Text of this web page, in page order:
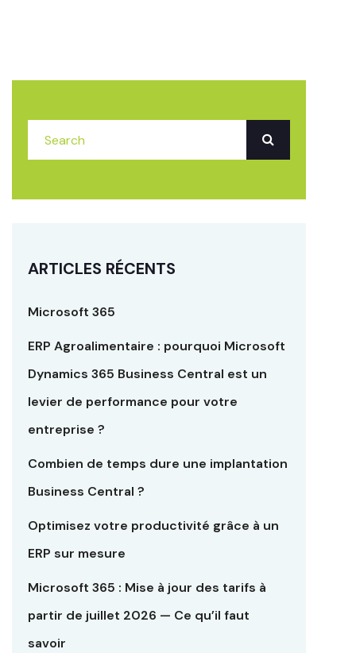
ARTICLES RÉCENTS
Microsoft 365
ERP Agroalimentaire : pourquoi Microsoft
Dynamics 365 Business Central est un
levier de performance pour votre
entreprise ?
Combien de temps dure une implantation
Business Central ?
Optimisez votre productivité grâce à un
ERP sur mesure
Microsoft 365 : Mise à jour des tarifs à
partir de juillet 2026 — Ce qu’il faut
savoir